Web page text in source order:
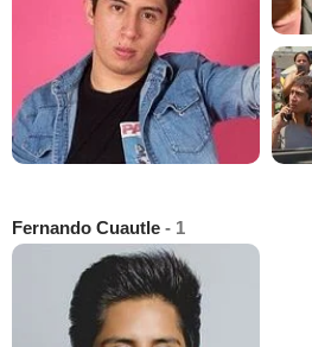
Fernando Cuautle - 1